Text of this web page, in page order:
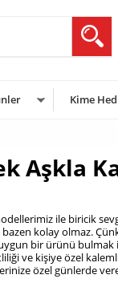
Kime
Aşkla
ile biricik
bazen kolay olmaz.
bir ürünü bulmak
ve kişiye özel
özel günlerde